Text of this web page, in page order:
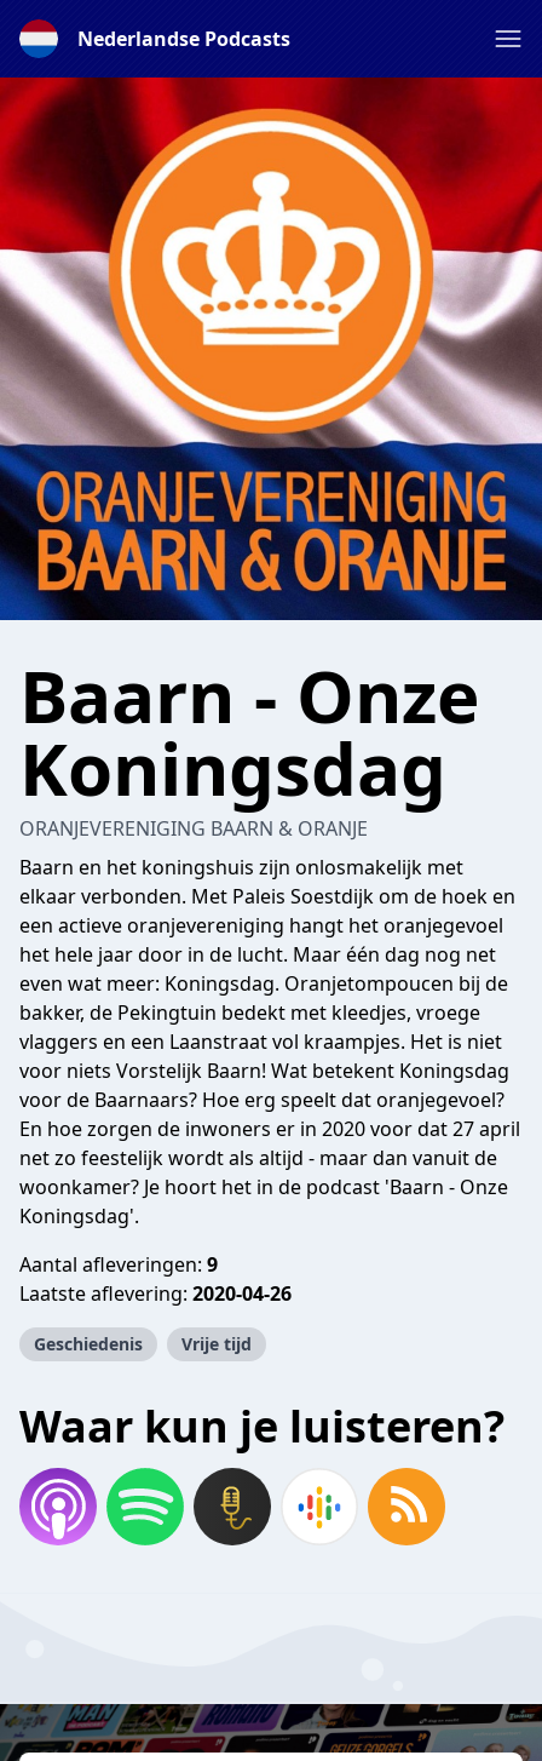
Nederlandse Podcasts
Baarn - Onze
Koningsdag
ORANJEVERENIGING BAARN & ORANJE
Baarn en het koningshuis zijn onlosmakelijk met
elkaar verbonden. Met Paleis Soestdijk om de hoek en
een actieve oranjevereniging hangt het oranjegevoel
het hele jaar door in de lucht. Maar één dag nog net
even wat meer: Koningsdag. Oranjetompoucen bij de
bakker, de Pekingtuin bedekt met kleedjes, vroege
vlaggers en een Laanstraat vol kraampjes. Het is niet
voor niets Vorstelijk Baarn! Wat betekent Koningsdag
voor de Baarnaars? Hoe erg speelt dat oranjegevoel?
En hoe zorgen de inwoners er in 2020 voor dat 27 april
net zo feestelijk wordt als altijd - maar dan vanuit de
woonkamer? Je hoort het in de podcast 'Baarn - Onze
Koningsdag'.
Aantal afleveringen: 9
Laatste aflevering: 2020-04-26
Geschiedenis Vrije tijd
Waar kun je luisteren?